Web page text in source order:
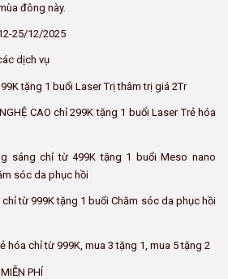
đông này.
25/12/2025
dịch vụ
tặng 1 buổi Laser Trị thâm trị giá 2Tr
CAO chỉ 299K tặng 1 buổi Laser Trẻ hóa
sáng chỉ từ 499K tặng 1 buổi Meso nano
sóc da phục hồi
từ 999K tặng 1 buổi Chăm sóc da phục hồi
hóa chỉ từ 999K, mua 3 tặng 1, mua 5 tặng 2
PHÍ